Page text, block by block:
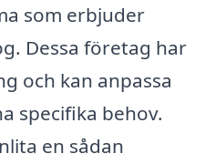
som erbjuder
Dessa företag har
och kan anpassa
specifika behov.
en sådan